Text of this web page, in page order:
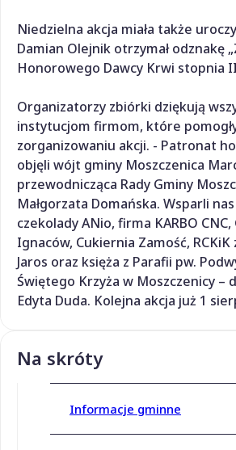
Niedzielna akcja miała także
Damian Olejnik otrzymał odznakę
Honorowego Dawcy Krwi stopnia
Organizatorzy zbiórki dziękują
instytucjom firmom, które
zorganizowaniu akcji. - Patronat
objęli wójt gminy Moszczenica
przewodnicząca Rady Gminy
Małgorzata Domańska. Wsparli
czekolady ANio, firma KARBO
Ignaców, Cukiernia Zamość, RCKiK
Jaros oraz księża z Parafii pw.
Świętego Krzyża w Moszczenicy –
Edyta Duda. Kolejna akcja już 1
Na skróty
Informacje gminne